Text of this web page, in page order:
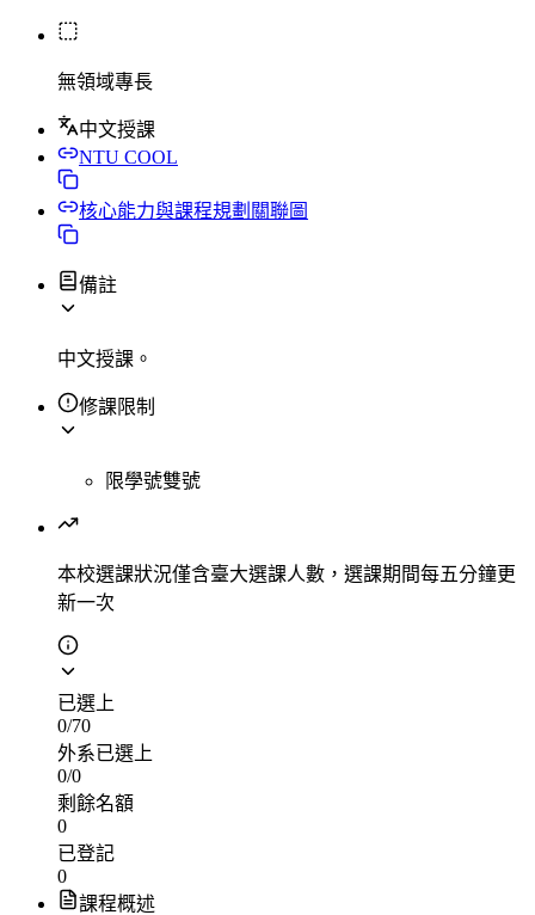
無領域專長
中文授課
NTU COOL
核心能力與課程規劃關聯圖
備註
中文授課。
修課限制
限學號雙號
本校選課狀況僅含臺大選課人數，選課期間每五分鐘更
新一次
已選上
0/70
外系已選上
0/0
剩餘名額
0
已登記
0
課程概述